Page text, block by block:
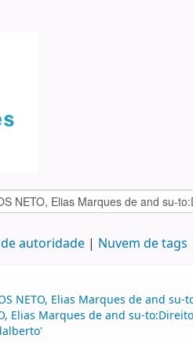
autoridade Nuvem de tags
NETO, Elias Marques de and
Elias Marques de and su-